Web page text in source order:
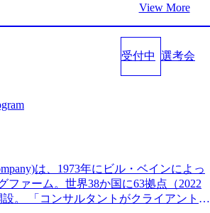
す。 生成AIなどの最新技術とシステム
に貢献します。 ＜PL/PM＞ 顧客の要望
イル開発による開発支援までを一気通
提案・推進の中核として、企画・要件
件メインです。 要件定義～設計～開
いただき、当社の社員が業務面をサ
案、そして実行までを一気通貫で支援
て顧客の要望や提案を柔軟に取り入れ
提案がサービスに直接反映されやす
studies/public-service/meti-industry-safety-
goods-services/calbee)（消費財・サ
年5月時点）の社員を擁し、世界120以
日本では2.3万人以上の従業員を擁し
倍近くの成長を遂げていることから、
を抱えており、アビームコンサルティ
サルタント制度の有資格者数が多く、
者は年間約1,000名） 残業時間や有休
実行前後で離職率を半減させることに
いるほか、在宅勤務制度の全社展開、
6,000名を超えるプロフェッショナルを
報通信、公共事業など幅広い分野をク
日本市場No.1を誇り、全世界で6,400件
認定コンサルタント資格を取得してい
のSAP S/4HANA®認定コンサルタント
、それらを活用してお客様に最適なS
7d54-42b9-a7ae-8c532c52d3
『SAP A
秀賞「プロジェクト・アワード」を受
アビームコンサルティ
ど可視化 (https://www.nikkan.co.jp/articl
View More
受付中 選考会
は、1973年にビル・ベインによっ
ァーム。世界38か国に63拠点（2022
。 「コンサルタントがクライアントに